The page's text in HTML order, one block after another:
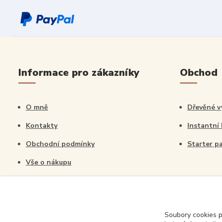
Informace pro zákazníky
O mně
Kontakty
Obchodní podmínky
Vše o nákupu
Obchod
Dřevěné
Instantní
Starter
Soubory cookies